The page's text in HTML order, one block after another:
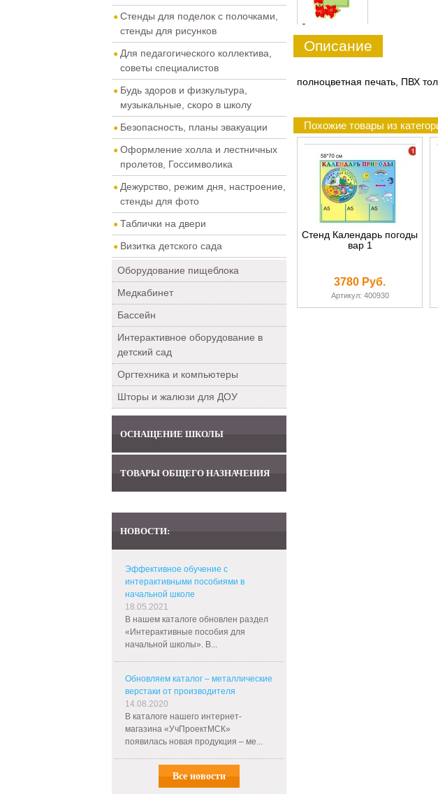
Стенды для поделок с полочками,
стенды для рисунков
Для педагогического коллектива,
советы специалистов
Будь здоров и физкультура,
музыкальные, скоро в школу
Безопасность, планы эвакуации
Оформление холла и лестничных
пролетов, Госсимволика
Дежурство, режим дня, настроение,
стенды для фото
Таблички на двери
Визитка детского сада
Оборудование пищеблока
Медкабинет
Бассейн
Интерактивное оборудование в
детский сад
Оргтехника и компьютеры
Шторы и жалюзи для ДОУ
ОСНАЩЕНИЕ ШКОЛЫ
ТОВАРЫ ОБЩЕГО НАЗНАЧЕНИЯ
НОВОСТИ:
Эффективное обучение с
интерактивными пособиями в
начальной школе
18.05.2021
В нашем каталоге обновлен раздел
«Интерактивные пособия для
начальной школы». В...
Обновляем каталог – металлические
верстаки от производителя
14.08.2020
В каталоге нашего интернет-
магазина «УчПроектМСК»
появилась новая продукция – ме...
Все новости
0
Описание
полноцветная печать, ПВХ
Похожие товары из
Стенд Календарь погоды
вар 1
3780 Руб.
Артикул: 400930